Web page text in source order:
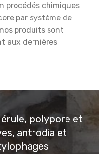
procédés chimiques
par système de
produits sont
aux dernières
polypore et
antrodia et